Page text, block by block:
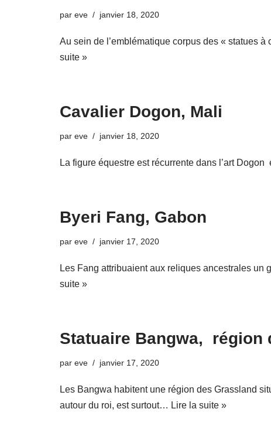
par eve janvier 18, 2020
Au sein de l’emblématique corpus des « statues
suite »
Cavalier Dogon, Mali
par eve janvier 18, 2020
La figure équestre est récurrente dans l’art
Byeri Fang, Gabon
par eve janvier 17, 2020
Les Fang attribuaient aux reliques ancestrales
suite »
Statuaire Bangwa, région
par eve janvier 17, 2020
Les Bangwa habitent une région des Grassland
autour du roi, est surtout… Lire la suite »